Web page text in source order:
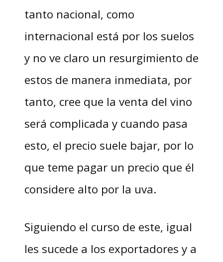
tanto nacional, como
internacional está por los suelos
y no ve claro un resurgimiento de
estos de manera inmediata, por
tanto, cree que la venta del vino
será complicada y cuando pasa
esto, el precio suele bajar, por lo
que teme pagar un precio que él
considere alto por la uva.
Siguiendo el curso de este, igual
les sucede a los exportadores y a